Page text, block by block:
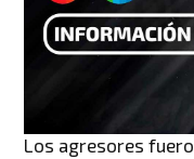
Los agresores